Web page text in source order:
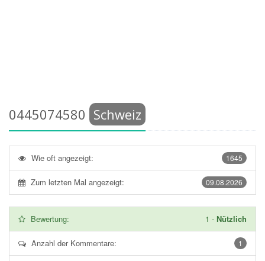
0445074580 Schweiz
1645
Wie oft angezeigt:
09.08.2026
Zum letzten Mal angezeigt:
Bewertung: 1 - Nützlich
1
Anzahl der Kommentare: